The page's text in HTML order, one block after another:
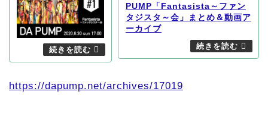
PUMP「Fantasista～ファン
タジスタ～会」まとめ＆動画ア
ーカイブ
https://dapump.net/archives/17019